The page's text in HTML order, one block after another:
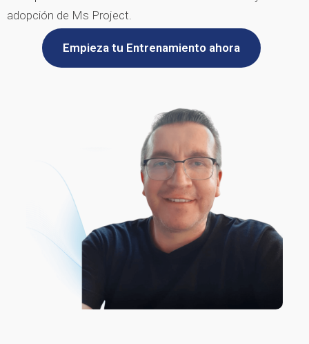
adopción de Ms Project.
Empieza tu Entrenamiento ahora